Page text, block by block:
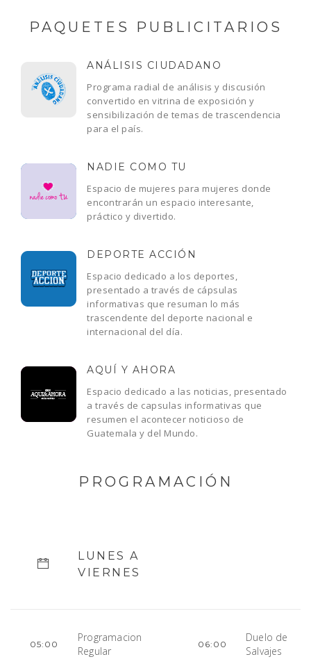
PAQUETES PUBLICITARIOS
ANÁLISIS CIUDADANO
Programa radial de análisis y discusión
convertido en vitrina de exposición y
sensibilización de temas de trascendencia
para el país.
NADIE COMO TU
Espacio de mujeres para mujeres donde
encontrarán un espacio interesante,
práctico y divertido.
DEPORTE ACCIÓN
Espacio dedicado a los deportes,
presentado a través de cápsulas
informativas que resuman lo más
trascendente del deporte nacional e
internacional del día.
AQUÍ Y AHORA
Espacio dedicado a las noticias, presentado
a través de capsulas informativas que
resumen el acontecer noticioso de
Guatemala y del Mundo.
PROGRAMACIÓN
LUNES A
VIERNES
05:00
Programacion
Regular
06:00
Duelo de
Salvajes